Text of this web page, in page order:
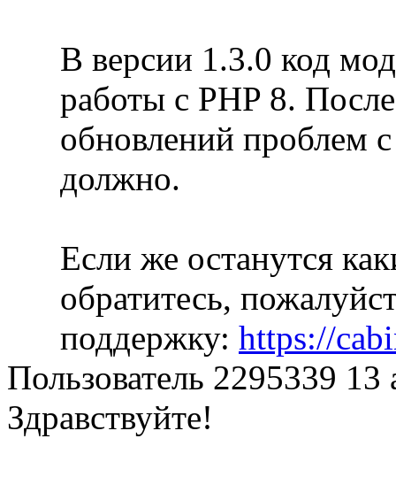
В версии 1.3.0 код
работы с PHP 8.
обновлений проблем
должно.
Если же останутся
обратитесь,
поддержку: https://
Пользователь 2295339 13
Здравствуйте!